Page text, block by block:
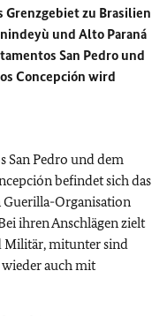
zu Brasilien
und Alto Paraná
San Pedro und
Concepción wird
San Pedro und dem
befindet sich das
Guerilla-Organisation
ihren Anschlägen zielt
Militär, mitunter sind
auch mit